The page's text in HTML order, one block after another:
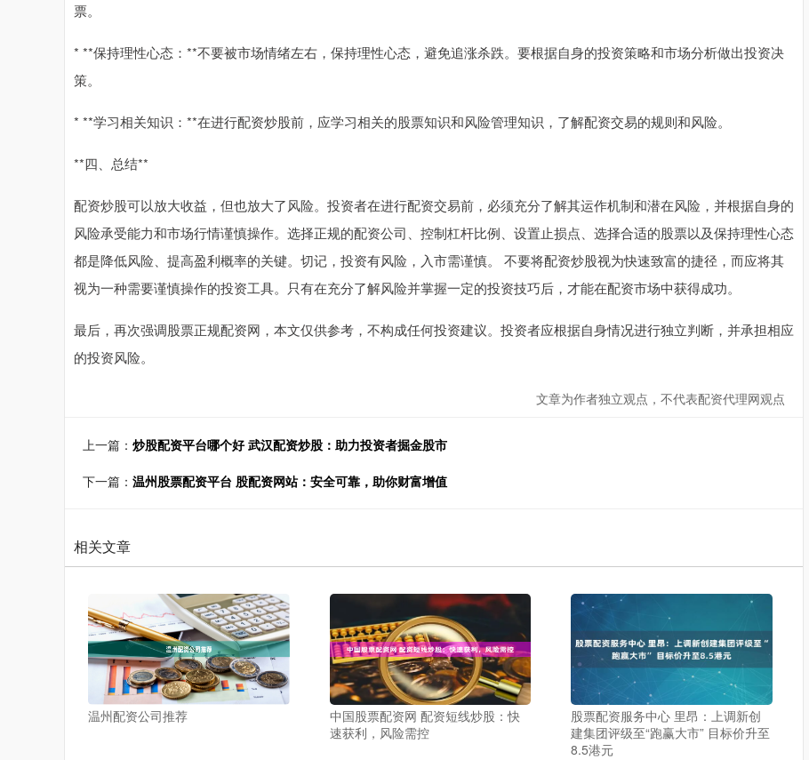
票。
* **保持理性心态：**不要被市场情绪左右，保持理性心态，避免追涨杀跌。要根据自身的投资策略和市场分析做出投资决
策。
* **学习相关知识：**在进行配资炒股前，应学习相关的股票知识和风险管理知识，了解配资交易的规则和风险。
**四、总结**
配资炒股可以放大收益，但也放大了风险。投资者在进行配资交易前，必须充分了解其运作机制和潜在风险，并根据自身的
风险承受能力和市场行情谨慎操作。选择正规的配资公司、控制杠杆比例、设置止损点、选择合适的股票以及保持理性心态
都是降低风险、提高盈利概率的关键。切记，投资有风险，入市需谨慎。 不要将配资炒股视为快速致富的捷径，而应将其
视为一种需要谨慎操作的投资工具。只有在充分了解风险并掌握一定的投资技巧后，才能在配资市场中获得成功。
最后，再次强调股票正规配资网，本文仅供参考，不构成任何投资建议。投资者应根据自身情况进行独立判断，并承担相应
的投资风险。
文章为作者独立观点，不代表配资代理网观点
上一篇： 炒股配资平台哪个好 武汉配资炒股：助力投资者掘金股市
下一篇： 温州股票配资平台 股配资网站：安全可靠，助你财富增值
相关文章
温州配资公司推荐
中国股票配资网 配资短线炒股：快
速获利，风险需控
股票配资服务中心 里昂：上调新创
建集团评级至“跑赢大市” 目标价升至
8.5港元